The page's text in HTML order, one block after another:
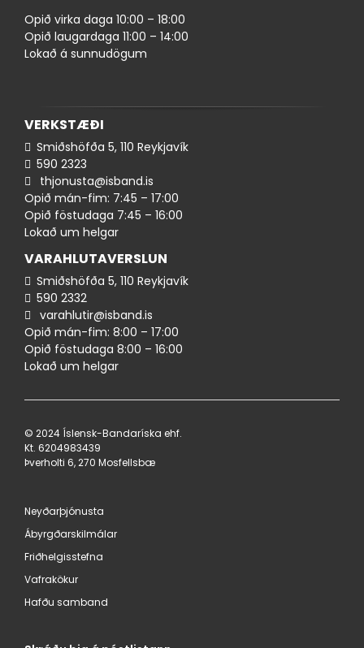
Opið virka daga 10:00 – 18:00
Opið laugardaga 11:00 – 14:00
Lokað á sunnudögum
VERKSTÆÐI
Smiðshöfða 5, 110 Reykjavík
590 ​​2323
thjonusta@isband.is
Opið mán-fim: 7:45 – 17:00
Opið föstudaga 7:45 – 16:00
Lokað um helgar
VARAHLUTAVERSLUN
Smiðshöfða 5, 110 Reykjavík
590 ​2332
varahlutir@isband.is
Opið mán-fim: 8:00 – 17:00
Opið föstudaga 8:00 – 16:00
Lokað um helgar
© 2024 Íslensk-Bandaríska ehf.
Kt. 620498​3439
Þverholti 6, 270 Mosfellsbæ
Neyðarþjónusta
Ábyrgðarskilmálar
Friðhelgisstefna
Vafrakökur
Hafðu samband